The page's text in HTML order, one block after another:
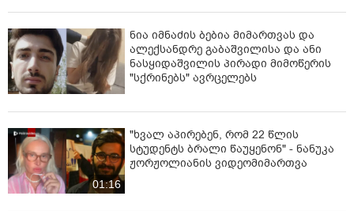
ნია იმნაძის ბებია მიმართვას და
ალექსანდრე გაბაშვილისა და ანი
ნასყიდაშვილის პირადი მიმოწერის
"სქრინებს" ავრცელებს
01:16
"ხვალ აპირებენ, რომ 22 წლის
სტუდენტს ბრალი წაუყენონ" - ნანუკა
ჟორჟოლიანის ვიდეომიმართვა